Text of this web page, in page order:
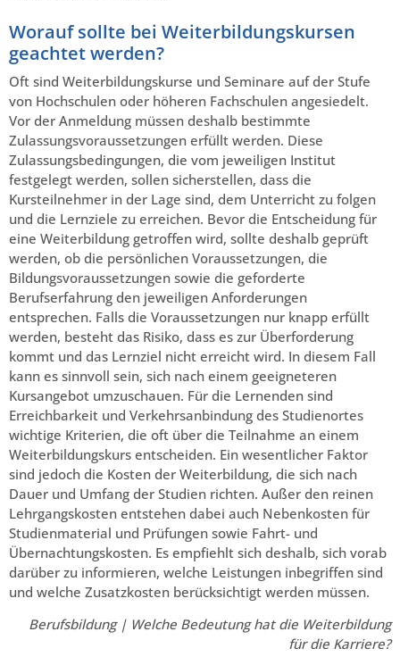
Worauf sollte bei Weiterbildungskursen
geachtet werden?
Oft sind Weiterbildungskurse und Seminare auf der Stufe
von Hochschulen oder höheren Fachschulen angesiedelt.
Vor der Anmeldung müssen deshalb bestimmte
Zulassungsvoraussetzungen erfüllt werden. Diese
Zulassungs­bedingungen, die vom jeweiligen Institut
festgelegt werden, sollen sicherstellen, dass die
Kursteilnehmer in der Lage sind, dem Unterricht zu folgen
und die Lernziele zu erreichen. Bevor die Entscheidung für
eine Weiterbildung getroffen wird, sollte deshalb geprüft
werden, ob die persönlichen Voraussetzungen, die
Bildungsvoraussetzungen sowie die geforderte
Berufserfahrung den jeweiligen Anforderungen
entsprechen. Falls die Voraussetzungen nur knapp erfüllt
werden, besteht das Risiko, dass es zur Überforderung
kommt und das Lernziel nicht erreicht wird. In diesem Fall
kann es sinnvoll sein, sich nach einem geeigneteren
Kursangebot umzuschauen. Für die Lernenden sind
Erreichbarkeit und Verkehrsanbindung des Studienortes
wichtige Kriterien, die oft über die Teilnahme an einem
Weiterbildungskurs entscheiden. Ein wesentlicher Faktor
sind jedoch die Kosten der Weiterbildung, die sich nach
Dauer und Umfang der Studien richten. Außer den reinen
Lehrgangskosten entstehen dabei auch Nebenkosten für
Studienmaterial und Prüfungen sowie Fahrt- und
Übernachtungskosten. Es empfiehlt sich deshalb, sich vorab
darüber zu informieren, welche Leistungen inbegriffen sind
und welche Zusatzkosten berücksichtigt werden müssen.
Berufsbildung | Welche Bedeutung hat die Weiterbildung
für die Karriere?